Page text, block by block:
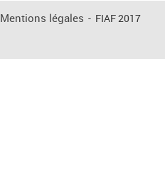
Mentions légales - FIAF 2017